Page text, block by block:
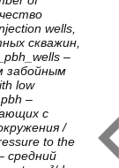
wells,
скважин
–
забойным
low
–
с
/
to the
средний